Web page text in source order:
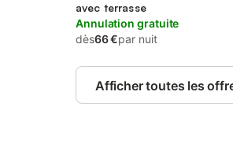
avec terrasse
Annulation gratuite
dès66 €par nuit
Afficher toutes les